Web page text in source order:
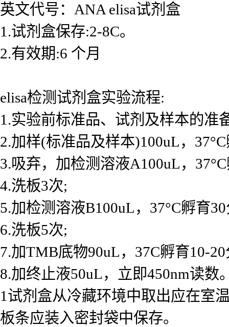
英文代号：ANA elisa试剂盒
1.试剂盒保存:2-8C。
2.有效期:6 个月
elisa检测试剂盒实验流程:
1.实验前标准品、试剂及样本的准
2.加样(标准品及样本)100uL，
3.吸弃，加检测溶液A100uL，
4.洗板3次;
5.加检测溶液B100uL，37°C孵育
6.洗板5次;
7.加TMB底物90uL，37C孵育10-
8.加终止液50uL，立即450nm读数
1试剂盒从冷藏环境中取出应在室
板条应装入密封袋中保存。